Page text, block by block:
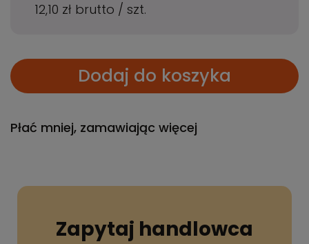
12,10 zł brutto / szt.
Dodaj do koszyka
Płać mniej, zamawiając więcej
Zapytaj handlowca